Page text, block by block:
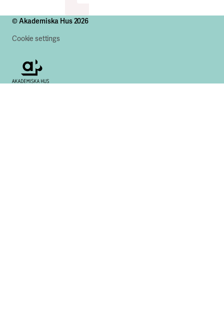
© Akademiska Hus 2026
Cookie settings